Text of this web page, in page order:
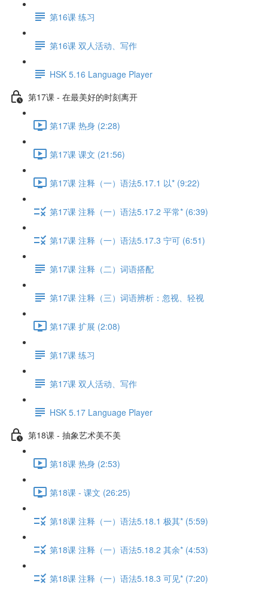
第16课 练习
第16课 双人活动、写作
HSK 5.16 Language Player
第17课 - 在最美好的时刻离开
第17课 热身 (2:28)
第17课 课文 (21:56)
第17课 注释（一）语法5.17.1 以* (9:22)
第17课 注释（一）语法5.17.2 平常* (6:39)
第17课 注释（一）语法5.17.3 宁可 (6:51)
第17课 注释（二）词语搭配
第17课 注释（三）词语辨析：忽视、轻视
第17课 扩展 (2:08)
第17课 练习
第17课 双人活动、写作
HSK 5.17 Language Player
第18课 - 抽象艺术美不美
第18课 热身 (2:53)
第18课 - 课文 (26:25)
第18课 注释（一）语法5.18.1 极其* (5:59)
第18课 注释（一）语法5.18.2 其余* (4:53)
第18课 注释（一）语法5.18.3 可见* (7:20)